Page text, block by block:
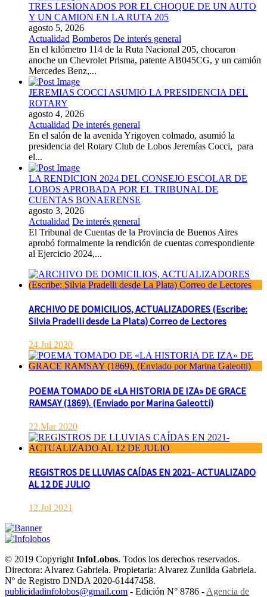
TRES LESIONADOS POR EL CHOQUE DE UN AUTO
Y UN CAMION EN LA RUTA 205
agosto 5, 2026
Actualidad Bomberos De interés general
En el kilómetro 114 de la Ruta Nacional 205, chocaron
anoche un Chevrolet Prisma, patente AB045CG, y un camión
Mercedes Benz,...
JEREMIAS COCCI ASUMIO LA PRESIDENCIA DEL
ROTARY
agosto 4, 2026
Actualidad De interés general
En el salón de la avenida Yrigoyen colmado, asumió la
presidencia del Rotary Club de Lobos Jeremías Cocci, para
el...
LA RENDICION 2024 DEL CONSEJO ESCOLAR DE
LOBOS APROBADA POR EL TRIBUNAL DE
CUENTAS BONAERENSE
agosto 3, 2026
Actualidad De interés general
El Tribunal de Cuentas de la Provincia de Buenos Aires
aprobó formalmente la rendición de cuentas correspondiente
al Ejercicio 2024,...
ARCHIVO DE DOMICILIOS, ACTUALIZADORES (Escribe:
Silvia Pradelli desde La Plata) Correo de Lectores
24.Jul 2020
POEMA TOMADO DE «LA HISTORIA DE IZA» DE GRACE
RAMSAY (1869). (Enviado por Marina Galeotti)
22.Mar 2020
REGISTROS DE LLUVIAS CAÍDAS EN 2021- ACTUALIZADO
AL 12 DE JULIO
12.Jul 2021
© 2019 CopyrightInfoLobos. Todos los derechos reservados.
Directora: Alvarez Gabriela. Propietaria: Alvarez Zunilda Gabriela.
Nº de Registro DNDA 2020-61447458.
publicidadinfolobos@gmail.com - Edición N° 8786 -Agencia de